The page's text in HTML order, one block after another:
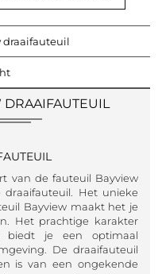
draaifauteuil
van de fauteuil Bayview
Het unieke
Bayview maakt het je
Het prachtige karakter
biedt je een optimaal
De draaifauteuil
is van een ongekende